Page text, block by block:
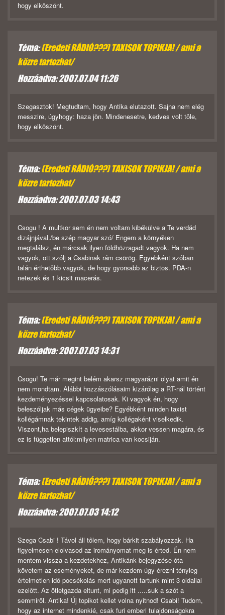
hogy elköszönt.
Téma:(Eredeti RÁDIÓ???) TAXISOK TOPIKJA! / ami a
közre tartozhat/
Hozzáadva: 2007.07.04 11:26
Szegasztok! Megtudtam, hogy Antika elutazott. Sajna nem elég
messzire, úgyhogy: haza jön. Mindenesetre, kedves volt tôle,
hogy elköszönt.
Téma:(Eredeti RÁDIÓ???) TAXISOK TOPIKJA! / ami a
közre tartozhat/
Hozzáadva: 2007.07.03 14:43
Csogu ! A multkor sem én nem voltam kibékülve a Te verdád
dizájnjával./be szép magyar szó/ Engem a környéken
megtalálsz, én márcsak ilyen földhözragadt vagyok. Ha nem
vagyok, ott szólj a Csabinak rám csörög. Egyebként szóban
talán érthetôbb vagyok, de hogy gyorsabb az biztos. PDA-n
netezek és 1 kicsit macerás.
Téma:(Eredeti RÁDIÓ???) TAXISOK TOPIKJA! / ami a
közre tartozhat/
Hozzáadva: 2007.07.03 14:31
Csogu! Te már megint belém akarsz magyarázni olyat amit én
nem mondtam. Alábbi hozzászólásaim kizárólag a RT-nál történt
kezdeményezéssel kapcsolatosak. Ki vagyok én, hogy
beleszóljak más cégek ügyeibe? Egyébként minden taxist
kollégámnak tekintek addig, amíg kollégaként viselkedik.
Viszont,ha belepiszkít a levesestálba, akkor vessen magára, és
ez is független attól:milyen matrica van kocsiján.
Téma:(Eredeti RÁDIÓ???) TAXISOK TOPIKJA! / ami a
közre tartozhat/
Hozzáadva: 2007.07.03 14:12
Szega Csabi ! Távol áll tôlem, hogy bárkit szabályozzak. Ha
figyelmesen elolvasod az irományomat meg is érted. Én nem
mentem vissza a kezdetekhez, Antikánk bejegyzése óta
követem az eseményeket, de már kezdem úgy érezni tényleg
értelmetlen idô pocsékolás mert ugyanott tartunk mint 3 oldallal
ezelôtt. Az ötletgazda eltunt, mi pedig itt .....suk a szót a
semmirôl. Antika! Új topikot kellet volna nyitnod! Csabi! Tudom,
hogy az internet mindenkié, csak furi emberi tulajdonságokra